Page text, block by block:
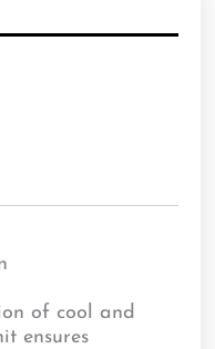
of cool and
ensures